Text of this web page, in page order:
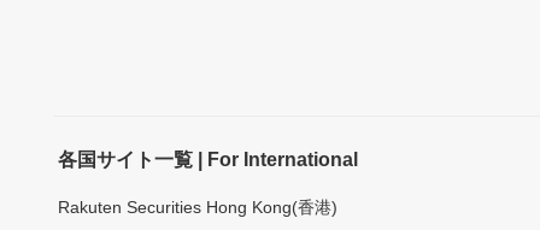
各国サイト一覧 | For International
Rakuten Securities Hong Kong(香港)